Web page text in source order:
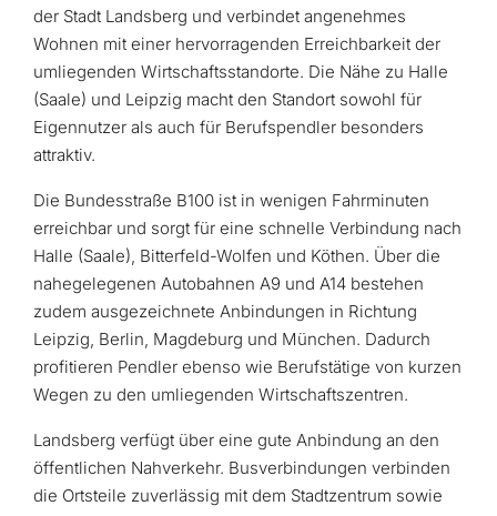
der Stadt Landsberg und verbindet angenehmes
Wohnen mit einer hervorragenden Erreichbarkeit der
umliegenden Wirtschaftsstandorte. Die Nähe zu Halle
(Saale) und Leipzig macht den Standort sowohl für
Eigennutzer als auch für Berufspendler besonders
attraktiv.
Die Bundesstraße B100 ist in wenigen Fahrminuten
erreichbar und sorgt für eine schnelle Verbindung nach
Halle (Saale), Bitterfeld-Wolfen und Köthen. Über die
nahegelegenen Autobahnen A9 und A14 bestehen
zudem ausgezeichnete Anbindungen in Richtung
Leipzig, Berlin, Magdeburg und München. Dadurch
profitieren Pendler ebenso wie Berufstätige von kurzen
Wegen zu den umliegenden Wirtschaftszentren.
Landsberg verfügt über eine gute Anbindung an den
öffentlichen Nahverkehr. Busverbindungen verbinden
die Ortsteile zuverlässig mit dem Stadtzentrum sowie